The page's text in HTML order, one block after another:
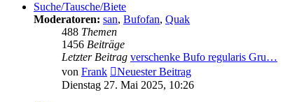
Suche/Tausche/Biete
Moderatoren: san, Bufofan, Quak
488 Themen
1456 Beiträge
Letzter Beitrag verschenke Bufo regularis Gru…
von Frank
Neuester Beitrag
Dienstag 27. Mai 2025, 10:26